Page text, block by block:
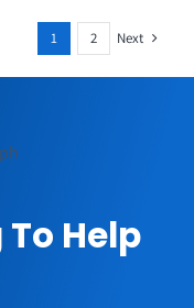
1 2 Next
Help